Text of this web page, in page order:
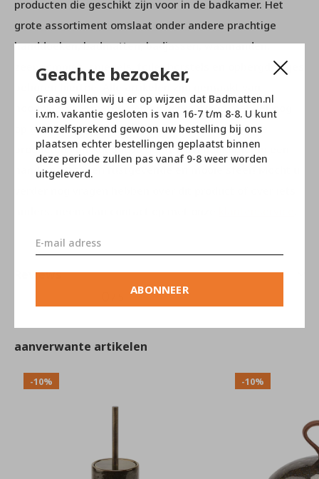
Geachte bezoeker,
Graag willen wij u er op wijzen dat Badmatten.nl
i.v.m. vakantie gesloten is van 16-7 t/m 8-8. U kunt
vanzelfsprekend gewoon uw bestelling bij ons
plaatsen echter bestellingen geplaatst binnen
deze periode zullen pas vanaf 9-8 weer worden
uitgeleverd.
ABONNEER
producten die geschikt zijn voor in de badkamer. Het
grote assortiment omslaat onder andere prachtige
handdoeken, badmatten, badjassen, wasmanden,
zeeppompjes, spiegels, toilet borstels en opbergdoosjes
behoren hiertoe. Alle artikelen zijn gemaakt van
hoogwaardige materialen en vervaardigd met het oog
op gebruikersgemak. Met de prachtige duurzame
producten van Aquanova geeft u uw badkamer in een
handomdraai een rustgevende en mooie sfeer! Mocht u
Reviews
aanverwante artikelen
-10% -10%